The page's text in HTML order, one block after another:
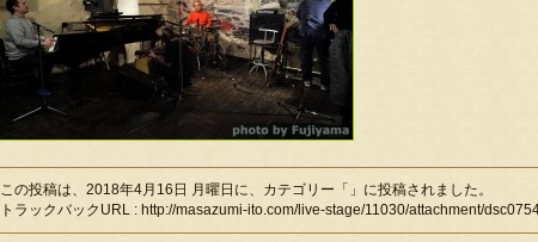
この投稿は、2018年4月16日 月曜日に、カテゴリー「」に投稿されました。
トラックバックURL : http://masazumi-ito.com/live-stage/11030/attachment/